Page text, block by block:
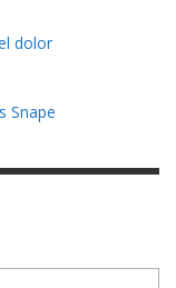
dolor
Snape